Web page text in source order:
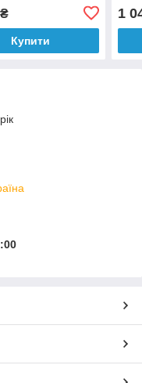
Купити
1